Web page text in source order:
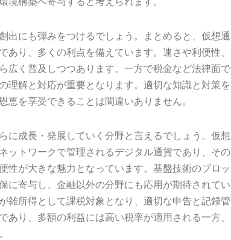
出にも弾みをつけるでしょう。まとめると、仮想通
あり、多くの利点を備えています。速さや利便性、
広く普及しつつあります。一方で税金など法律面で
理解と対応が重要となります。適切な知識と対策を
恵を享受できることは間違いありません。
に成長・発展していく分野と言えるでしょう。仮想
ットワークで管理されるデジタル通貨であり、その
性が大きな魅力となっています。基盤技術のブロッ
に寄与し、金融以外の分野にも応用が期待されてい
雑所得として課税対象となり、適切な申告と記録管
あり、多額の利益には高い税率が適用される一方、